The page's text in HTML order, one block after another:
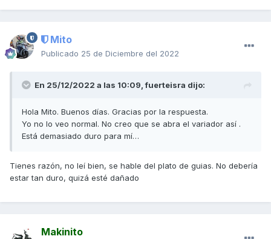
Mito
Publicado 25 de Diciembre del 2022
En 25/12/2022 a las 10:09,fuerteisra dijo:
Hola Mito. Buenos días. Gracias por la respuesta.
Yo no lo veo normal. No creo que se abra el variador así .
Está demasiado duro para mí…
Tienes razón, no leí bien, se hable del plato de guias. No debería
estar tan duro, quizá esté dañado
Makinito